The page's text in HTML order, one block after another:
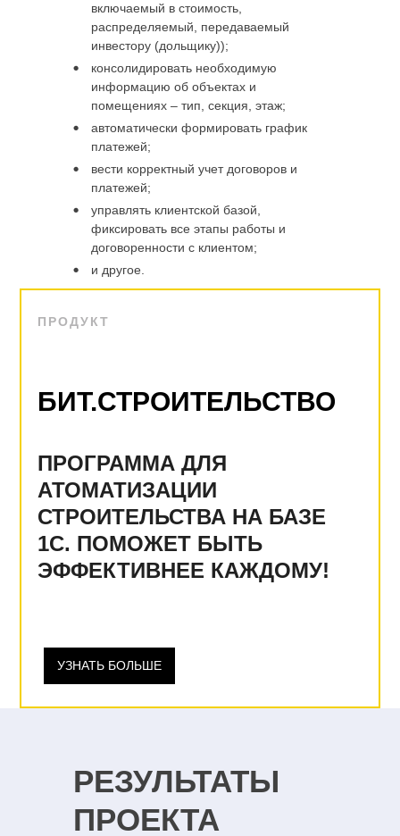
включаемый в стоимость,
распределяемый, передаваемый
инвестору (дольщику));
консолидировать необходимую
информацию об объектах и
помещениях – тип, секция, этаж;
автоматически формировать график
платежей;
вести корректный учет договоров и
платежей;
управлять клиентской базой,
фиксировать все этапы работы и
договоренности с клиентом;
и другое.
ПРОДУКТ
БИТ.СТРОИТЕЛЬСТВО
ПРОГРАММА ДЛЯ
АТОМАТИЗАЦИИ
СТРОИТЕЛЬСТВА НА БАЗЕ
1С. ПОМОЖЕТ БЫТЬ
ЭФФЕКТИВНЕЕ КАЖДОМУ!
УЗНАТЬ БОЛЬШЕ
РЕЗУЛЬТАТЫ
ПРОЕКТА